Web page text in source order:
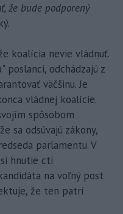
že bude podporený
koalícia nevie vládnuť.
poslanci, odchádzajú z
väčšinu. Je
vládnej koalície.
spôsobom
sa odsúvajú zákony,
parlamentu. V
hnutie ctí
na voľný post
že ten patrí